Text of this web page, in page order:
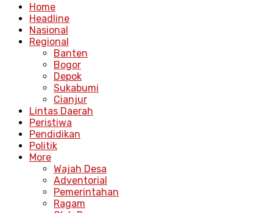
Home
Headline
Nasional
Regional
Banten
Bogor
Depok
Sukabumi
Cianjur
Lintas Daerah
Peristiwa
Pendidikan
Politik
More
Wajah Desa
Adventorial
Pemerintahan
Ragam